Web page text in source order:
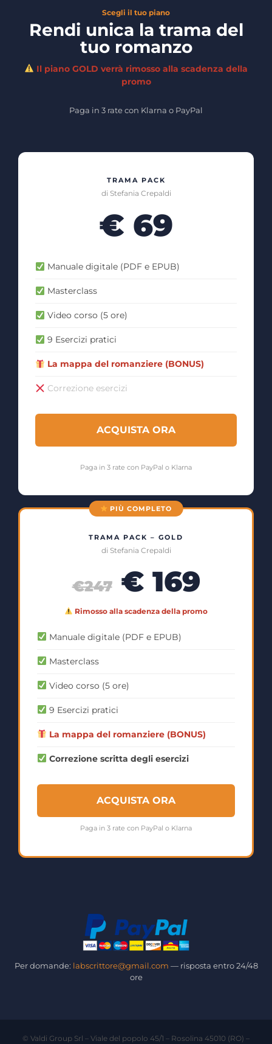
Scegli il tuo piano
Rendi unica la trama del
tuo romanzo
Il piano GOLD verrà rimosso alla scadenza della
promo
Paga in 3 rate con Klarna o PayPal
TRAMA PACK
di Stefania Crepaldi
€ 69
Manuale digitale (PDF e EPUB)
Masterclass
Video corso (5 ore)
9 Esercizi pratici
La mappa del romanziere (BONUS)
Correzione esercizi
ACQUISTA ORA
Paga in 3 rate con PayPal o Klarna
PIÙ COMPLETO
TRAMA PACK – GOLD
di Stefania Crepaldi
€247€ 169
Rimosso alla scadenza della promo
Manuale digitale (PDF e EPUB)
Masterclass
Video corso (5 ore)
9 Esercizi pratici
La mappa del romanziere (BONUS)
Correzione scritta degli esercizi
ACQUISTA ORA
Paga in 3 rate con PayPal o Klarna
Per domande: labscrittore@gmail.com — risposta entro 24/48
ore
© Valdi Group Srl – Viale del popolo 45/1 – Rosolina 45010 (RO) –